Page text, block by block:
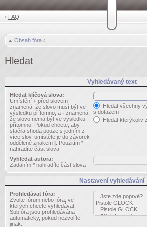
• FAQ
Obsah fóra ‹
Hledat
Vyhledávaný text
Hledat klíčová slova:
Umístění + před slovem
znamená, že slovo musí být ve
výsledku přítomno, a - znamená,
že slovo nemá být ve výsledku
přítomno. Pokud chcete, aby
stačila shoda pouze s jedním z
více slov, umístěte je do závorek
oddělené znakem | . Použitím *
nahradíte část slova
Hledat všechny
s dotazem
Hledat kterýkoliv
Vyhledat autora:
Zadáním * nahradíte část slova
Nastavení vyhledávání
Prohledávat fóra:
Zvolte fórum nebo fóra, ve
kterých chcete vyhledávat.
Subfóra jsou prohledávána
automaticky, pokud nezvolíte
jinak.